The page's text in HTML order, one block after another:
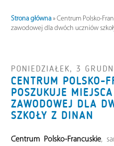
Strona główna »Centrum Polsko-
zawodowej dla dwóch uczniów
PONIEDZIAŁEK, 3
CENTRUM POLSKO-
POSZUKUJE
ZAWODOWEJ DLA
SZKOŁY Z DINAN
Centrum Polsko-Francuskie,